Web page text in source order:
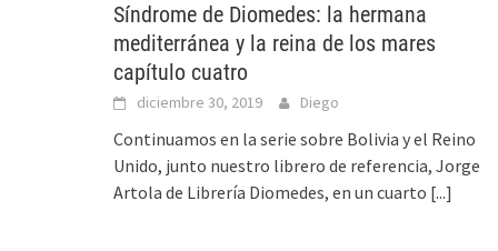
Síndrome de Diomedes: la hermana
mediterránea y la reina de los mares
capítulo cuatro
diciembre 30, 2019 Diego
Continuamos en la serie sobre Bolivia y el Reino
Unido, junto nuestro librero de referencia, Jorge
Artola de Librería Diomedes, en un cuarto [...]